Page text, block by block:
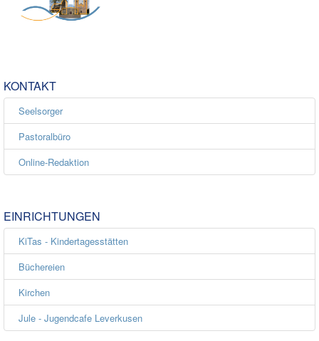
KONTAKT
Seelsorger
Pastoralbüro
Online-Redaktion
EINRICHTUNGEN
KiTas - Kindertagesstätten
Büchereien
Kirchen
Jule - Jugendcafe Leverkusen